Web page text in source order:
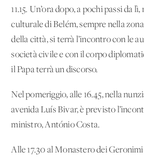
11.15. Un’ora dopo, a pochi passi da
culturale di Belém, sempre nella
della città, si terrà l’incontro con le
società civile e con il corpo
il Papa terrà un discorso.
Nel pomeriggio, alle 16.45, nella
avenida Luís Bivar, è previsto
ministro, António Costa.
Alle 17.30 al Monastero dei